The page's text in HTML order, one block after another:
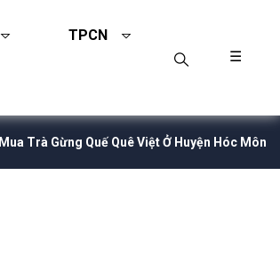
TPCN
☰
Mua Trà Gừng Quế Quê Việt Ở Huyện Hóc Môn